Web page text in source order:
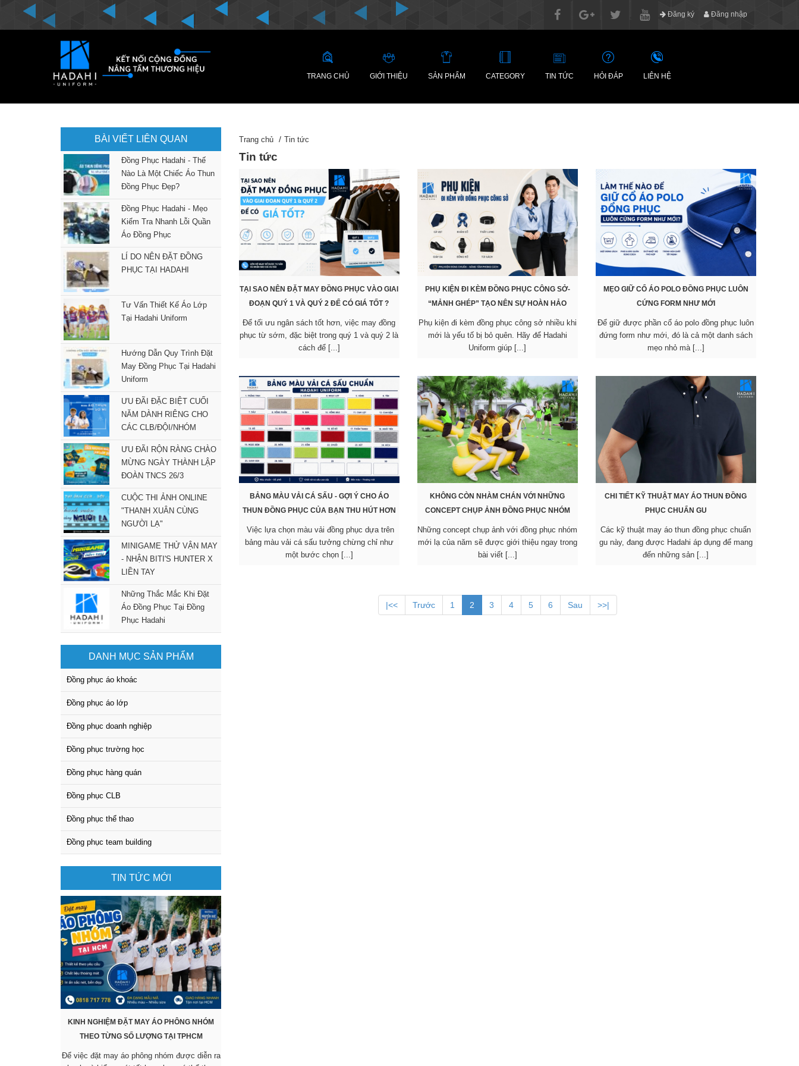
Đăng ký Đăng nhập
TRANG CHỦ GIỚI THIỆU SẢN PHẨM CATEGORY TIN TỨC HỎI ĐÁP LIÊN HỆ
BÀI VIẾT LIÊN QUAN
Đồng Phục Hadahi - Thế
Nào Là Một Chiếc Áo Thun
Đồng Phục Đẹp?
Đồng Phục Hadahi - Mẹo
Kiểm Tra Nhanh Lỗi Quần
Áo Đồng Phục
LÍ DO NÊN ĐẶT ĐỒNG
PHỤC TẠI HADAHI
Tư Vấn Thiết Kế Áo Lớp
Tại Hadahi Uniform
Hướng Dẫn Quy Trình Đặt
May Đồng Phục Tại Hadahi
Uniform
ƯU ĐÃI ĐẶC BIỆT CUỐI
NĂM DÀNH RIÊNG CHO
CÁC CLB/ĐỘI/NHÓM
ƯU ĐÃI RỘN RÀNG CHÀO
MỪNG NGÀY THÀNH LẬP
ĐOÀN TNCS 26/3
CUỘC THI ẢNH ONLINE
"THANH XUÂN CÙNG
NGƯỜI LẠ"
MINIGAME THỬ VẬN MAY
- NHẬN BITI'S HUNTER X
LIỀN TAY
Những Thắc Mắc Khi Đặt
Áo Đồng Phục Tại Đồng
Phục Hadahi
DANH MỤC SẢN PHẨM
Đồng phục áo khoác
Đồng phục áo lớp
Đồng phục doanh nghiệp
Đồng phục trường học
Đồng phục hàng quán
Đồng phục CLB
Đồng phục thể thao
Đồng phục team building
TIN TỨC MỚI
KINH NGHIỆM ĐẶT MAY ÁO PHÔNG NHÓM
THEO TỪNG SỐ LƯỢNG TẠI TPHCM
Để việc đặt may áo phông nhóm được diễn ra
Trang chủ Tin tức
Tin tức
TẠI SAO NÊN ĐẶT MAY ĐỒNG PHỤC VÀO GIAI
ĐOẠN QUÝ 1 VÀ QUÝ 2 ĐỂ CÓ GIÁ TỐT ?
Để tối ưu ngân sách tốt hơn, việc may đồng
phục từ sớm, đặc biệt trong quý 1 và quý 2 là
cách để [...]
PHỤ KIỆN ĐI KÈM ĐỒNG PHỤC CÔNG SỞ-
“MẢNH GHÉP” TẠO NÊN SỰ HOÀN HẢO
Phụ kiện đi kèm đồng phục công sở nhiều khi
mới là yếu tố bị bỏ quên. Hãy để Hadahi
Uniform giúp [...]
MẸO GIỮ CỔ ÁO POLO ĐỒNG PHỤC LUÔN
CỨNG FORM NHƯ MỚI
Để giữ được phần cổ áo polo đồng phục luôn
đứng form như mới, đó là cả một danh sách
mẹo nhỏ mà [...]
BẢNG MÀU VẢI CÁ SẤU - GỢI Ý CHO ÁO
THUN ĐỒNG PHỤC CỦA BẠN THU HÚT HƠN
Việc lựa chọn màu vải đồng phục dựa trên
bảng màu vải cá sấu tưởng chừng chỉ như
một bước chọn [...]
KHÔNG CÒN NHÀM CHÁN VỚI NHỮNG
CONCEPT CHỤP ẢNH ĐỒNG PHỤC NHÓM
Những concept chụp ảnh với đồng phục nhóm
mới lạ của năm sẽ được giới thiệu ngay trong
bài viết [...]
CHI TIẾT KỸ THUẬT MAY ÁO THUN ĐỒNG
PHỤC CHUẨN GU
Các kỹ thuật may áo thun đồng phục chuẩn
gu này, đang được Hadahi áp dụng để mang
đến những sản [...]
|<< Trước 1 2 3 4 5 6 Sau >>|